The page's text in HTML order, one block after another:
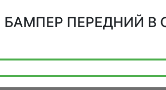
БАМПЕР ПЕРЕДНИЙ В